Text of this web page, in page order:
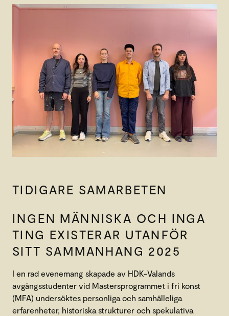
TIDIGARE SAMARBETEN
INGEN MÄNNISKA OCH INGA
TING EXISTERAR UTANFÖR
SITT SAMMANHANG 2025
I en rad evenemang skapade av HDK-Valands
avgångsstudenter vid Mastersprogrammet i fri konst
(MFA) undersöktes personliga och samhälleliga
erfarenheter, historiska strukturer och spekulativa